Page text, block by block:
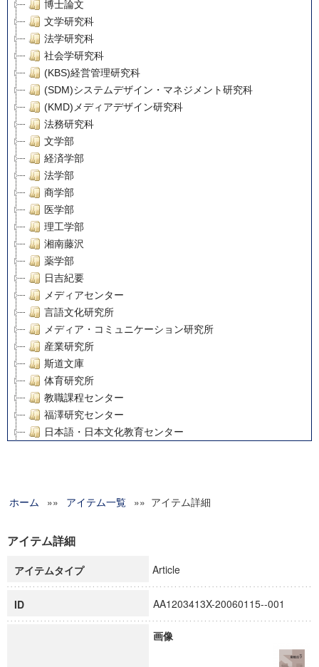
博士論文
文学研究科
法学研究科
社会学研究科
(KBS)経営管理研究科
(SDM)システムデザイン・マネジメント研究科
(KMD)メディアデザイン研究科
法務研究科
文学部
経済学部
法学部
商学部
医学部
理工学部
湘南藤沢
薬学部
日吉紀要
メディアセンター
言語文化研究所
メディア・コミュニケーション研究所
産業研究所
斯道文庫
体育研究所
教職課程センター
福澤研究センター
日本語・日本文化教育センター
グローバルリサーチインスティテュート
科学研究費補助金研究成果報告書
慶應義塾大学グローバルCOEプログラム市民社会ガバナンス
慶應義塾大学グローバルCOEプログラム論理と感性の先端的
博士課程教育リーディングプログラム「超成熟社会発展のサ
学術雑誌掲載論文等(8)
ホーム »» アイテム一覧 »» アイテム詳細
アイテム詳細
アイテムタイプ Article
ID AA1203413X-20060115--001
画像